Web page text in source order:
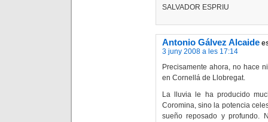
SALVADOR ESPRIU
Antonio Gálvez Alcaide
3 juny 2008 a les 17:14
Precisamente ahora, no hace
en Cornellá de Llobregat.
La lluvia le ha producido
Coromina, sino la potencia
sueño reposado y profundo.